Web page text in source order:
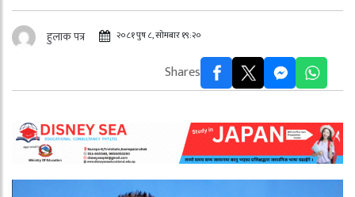
हुलाक पत्र २०८१ पुष ८, सोमबार १९:२०
Shares